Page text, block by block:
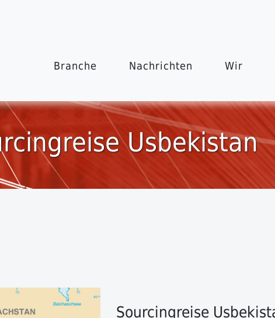
Branche Nachrichten Wir
Usbekistan
Sourcingreise